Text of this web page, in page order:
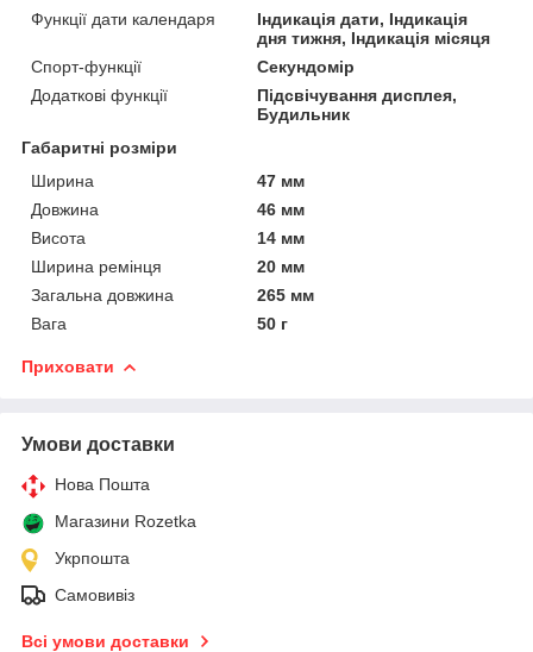
Функції дати календаря
Індикація дати, Індикація
дня тижня, Індикація місяця
Спорт-функції
Секундомір
Додаткові функції
Підсвічування дисплея,
Будильник
Габаритні розміри
Ширина
47 мм
Довжина
46 мм
Висота
14 мм
Ширина ремінця
20 мм
Загальна довжина
265 мм
Вага
50 г
Приховати
Умови доставки
Нова Пошта
Магазини Rozetka
Укрпошта
Самовивіз
Всі умови доставки